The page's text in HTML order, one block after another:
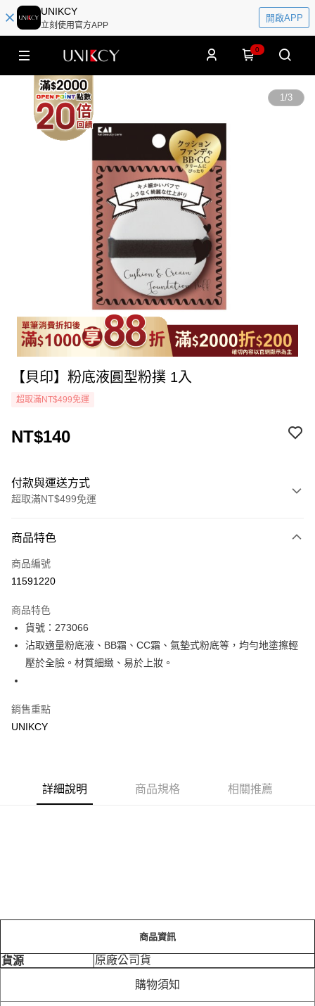
UNIKCY
立刻使用官方APP
開啟APP
0
1/3
【貝印】粉底液圓型粉撲 1入
超取滿NT$499免運
NT$140
付款與運送方式
超取滿NT$499免運
icash Pay
信用卡一次付款
LINE Pay
Apple Pay
悠遊付
Google Pay
7-11取貨付款［需3-5個工作天不含預購商品］
每筆NT$70，滿NT$499(含以上)免運費
商品特色
商品編號
11591220
商品特色
貨號：273066
沾取適量粉底液、BB霜、CC霜、氣墊式粉底等，均勻地塗擦輕
壓於全臉。材質細緻、易於上妝。
銷售重點
UNIKCY
詳細說明 商品規格 相關推薦
商品資訊
貨源 原廠公司貨
購物須知